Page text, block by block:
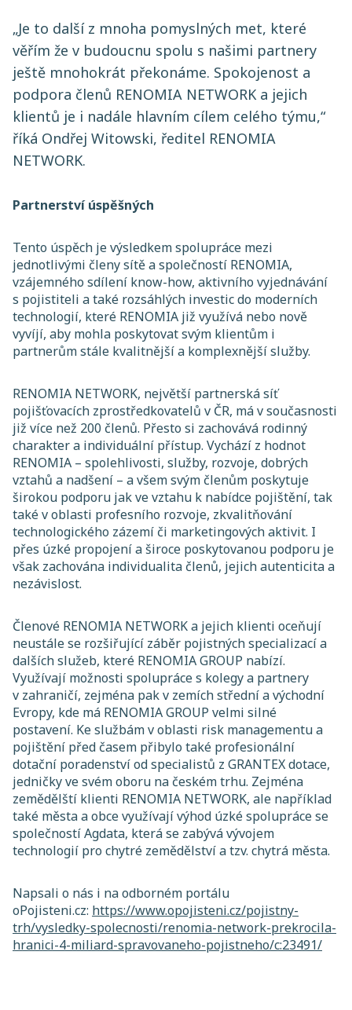
„Je to další z mnoha pomyslných met, které
věřím že v budoucnu spolu s našimi partnery
ještě mnohokrát překonáme. Spokojenost a
podpora členů RENOMIA NETWORK a jejich
klientů je i nadále hlavním cílem celého týmu,“
říká Ondřej Witowski, ředitel RENOMIA
NETWORK.
Partnerství úspěšných
Tento úspěch je výsledkem spolupráce mezi
jednotlivými členy sítě a společností RENOMIA,
vzájemného sdílení know-how, aktivního vyjednávání
s pojistiteli a také rozsáhlých investic do moderních
technologií, které RENOMIA již využívá nebo nově
vyvíjí, aby mohla poskytovat svým klientům i
partnerům stále kvalitnější a komplexnější služby.
RENOMIA NETWORK, největší partnerská síť
pojišťovacích zprostředkovatelů v ČR, má v současnosti
již více než 200 členů. Přesto si zachovává rodinný
charakter a individuální přístup. Vychází z hodnot
RENOMIA – spolehlivosti, služby, rozvoje, dobrých
vztahů a nadšení – a všem svým členům poskytuje
širokou podporu jak ve vztahu k nabídce pojištění, tak
také v oblasti profesního rozvoje, zkvalitňování
technologického zázemí či marketingových aktivit. I
přes úzké propojení a široce poskytovanou podporu je
však zachována individualita členů, jejich autenticita a
nezávislost.
Členové RENOMIA NETWORK a jejich klienti oceňují
neustále se rozšiřující záběr pojistných specializací a
dalších služeb, které RENOMIA GROUP nabízí.
Využívají možnosti spolupráce s kolegy a partnery
v zahraničí, zejména pak v zemích střední a východní
Evropy, kde má RENOMIA GROUP velmi silné
postavení. Ke službám v oblasti risk managementu a
pojištění před časem přibylo také profesionální
dotační poradenství od specialistů z GRANTEX dotace,
jedničky ve svém oboru na českém trhu. Zejména
zemědělští klienti RENOMIA NETWORK, ale například
také města a obce využívají výhod úzké spolupráce se
společností Agdata, která se zabývá vývojem
technologií pro chytré zemědělství a tzv. chytrá města.
Napsali o nás i na odborném portálu
oPojisteni.cz: https://www.opojisteni.cz/pojistny-
trh/vysledky-spolecnosti/renomia-network-prekrocila-
hranici-4-miliard-spravovaneho-pojistneho/c:23491/